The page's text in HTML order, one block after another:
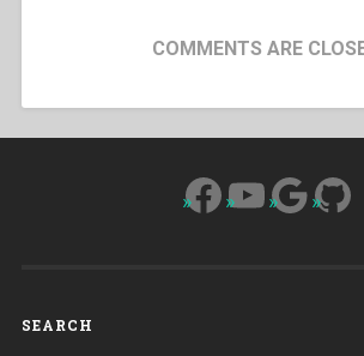
COMMENTS ARE
Facebook
YouTube
SEARCH